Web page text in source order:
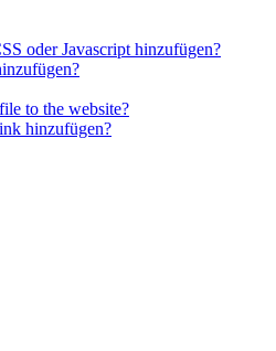
oder Javascript hinzufügen?
to the website?
hinzufügen?